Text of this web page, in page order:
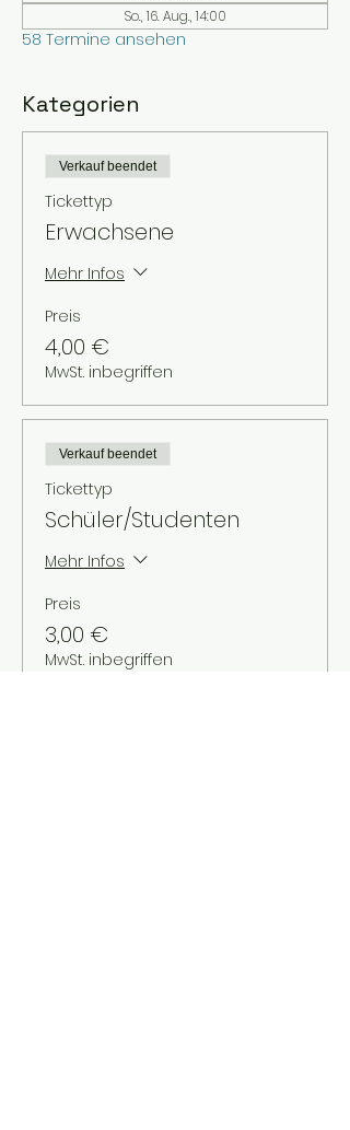
So., 16. Aug., 14:00
58 Termine ansehen
Kategorien
Verkauf beendet
Tickettyp
Erwachsene
Mehr Infos
Preis
4,00 €
MwSt. inbegriffen
Verkauf beendet
Tickettyp
Schüler/Studenten
Mehr Infos
Preis
3,00 €
MwSt. inbegriffen